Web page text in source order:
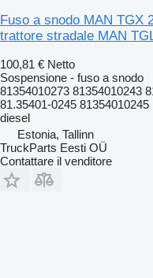
Fuso a snodo MAN TGX
trattore stradale MAN
100,81 € Netto
Sospensione - fuso a snodo
81354010273 81354010243
81.35401-0245 81354010245
diesel
Estonia, Tallinn
TruckParts Eesti OÜ
Contattare il venditore